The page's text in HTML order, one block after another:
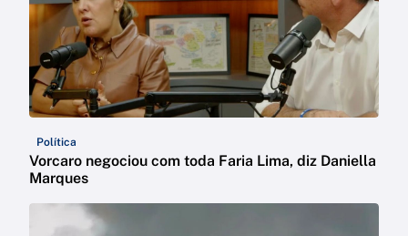
Política
Vorcaro negociou com toda Faria Lima, diz Daniella
Marques